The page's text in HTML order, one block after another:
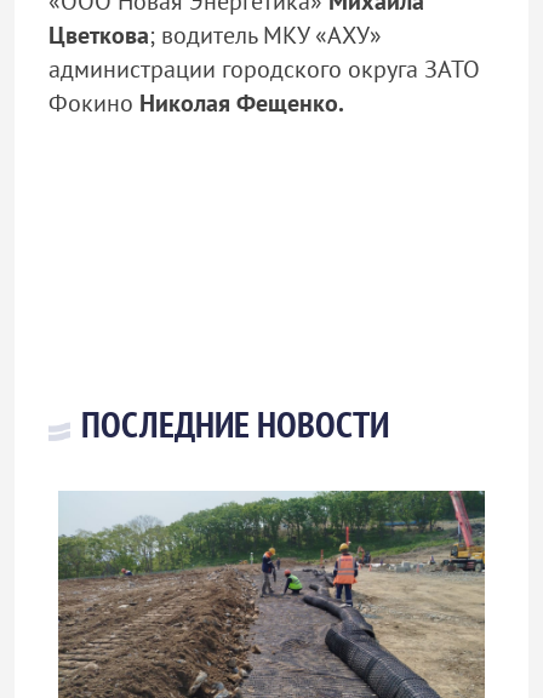
Цветкова; водитель МКУ «АХУ»
администрации городского округа ЗАТО
Фокино Николая Фещенко.
ПОСЛЕДНИЕ НОВОСТИ